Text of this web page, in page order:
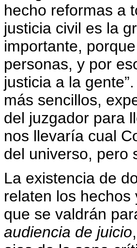
hecho reformas a
justicia civil es la
importante,
personas, y por
justicia a la
más sencillos,
del juzgador para
nos llevaría cual
del universo, pero
La existencia de
relaten los
que se valdrán
audiencia de juicio